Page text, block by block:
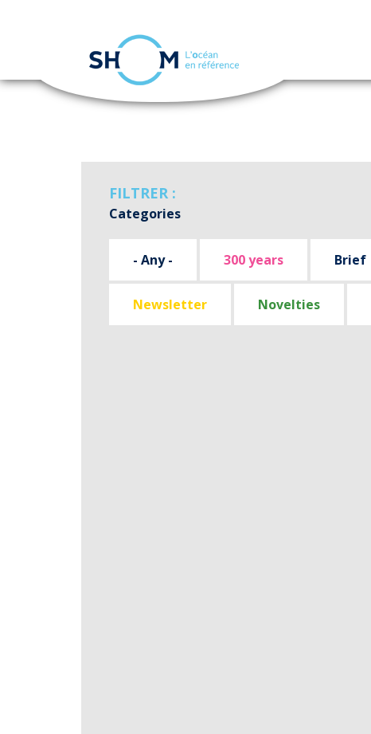
Skip
FILTRER :
Categories
- Any - 300 years Brief
Newsletter Novelties